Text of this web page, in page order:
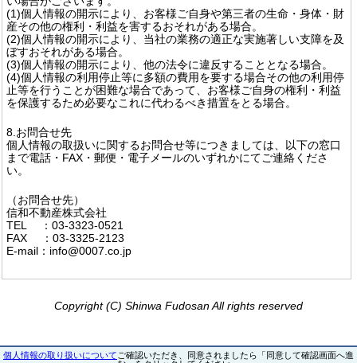
(1)個人情報の開示により、お客様ご自身や第三者の生命・身体・財
産その他の権利・利益を害するおそれがある場合。
(2)個人情報の開示により、当社の業務の適正な実施著しい支障を及
ぼすおそれがある場合。
(3)個人情報の開示により、他の法令に違反することとなる場合。
(4)個人情報の利用停止等に多額の費用を要する場合その他の利用停
止等を行うことが困難な場合であって、お客様ご自身の権利・利益
を保護するため必要なこれに代わるべき措置をとる場合。
8.お問合せ先
個人情報の取扱いに関するお問合せ等につきましては、以下の窓口
まで電話・FAX・郵便・電子メールのいずれかにてご連絡くださ
い。
（お問合せ先）
信和不動産株式会社
TEL ：03-3323-0521
FAX ：03-3325-2123
E-mail：info@0007.co.jp
Copyright (C) Shinwa Fudosan All rights reserved
個人情報の取り扱いについて ご確認いただき、同意されましたら「同意して確認画面へ進